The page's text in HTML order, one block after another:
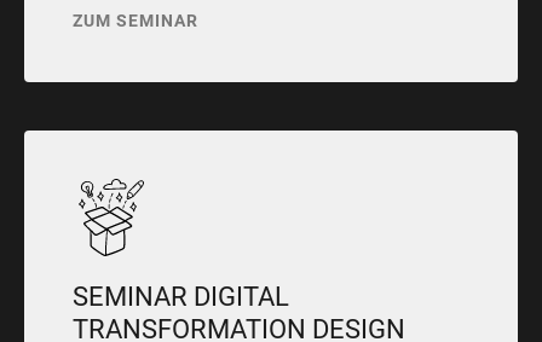
ZUM SEMINAR
SEMINAR DIGITAL
TRANSFORMATION DESIGN